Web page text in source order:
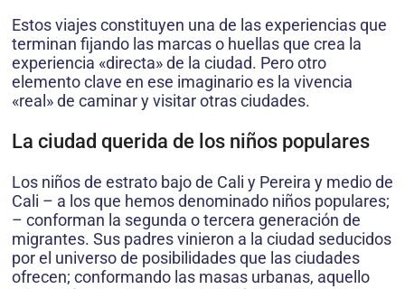
Estos viajes constituyen una de las experiencias que
terminan fijando las marcas o huellas que crea la
experiencia «directa» de la ciudad. Pero otro
elemento clave en ese imaginario es la vivencia
«real» de caminar y visitar otras ciudades.
La ciudad querida de los niños populares
Los niños de estrato bajo de Cali y Pereira y medio de
Cali – a los que hemos denominado niños populares;
– conforman la segunda o tercera generación de
migrantes. Sus padres vinieron a la ciudad seducidos
por el universo de posibilidades que las ciudades
ofrecen; conformando las masas urbanas, aquello